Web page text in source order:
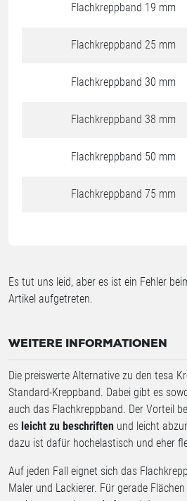
Flachkreppband 19 mm
Flachkreppband 25 mm
Flachkreppband 30 mm
Flachkreppband 38 mm
Flachkreppband 50 mm
Flachkreppband 75 mm
Es tut uns leid, aber es ist ein Fehler
Artikel aufgetreten.
WEITERE INFORMATIONEN
Die preiswerte Alternative zu den tesa
Standard-Kreppband. Dabei gibt es
auch das Flachkreppband. Der Vorteil
es leicht zu beschriften und leicht
dazu ist dafür hochelastisch und eher
Auf jeden Fall eignet sich das
Maler und Lackierer. Für gerade